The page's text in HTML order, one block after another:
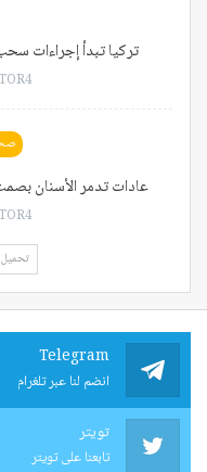
تركيا تبدأ إجراءات
عادات تدمر الأسنان بصمت.. 12 خطأ يوميًا قد يكلفك
تحميل
Telegram
انضم لنا عبر تلغرام
تويتر
تابعنا على تويتر